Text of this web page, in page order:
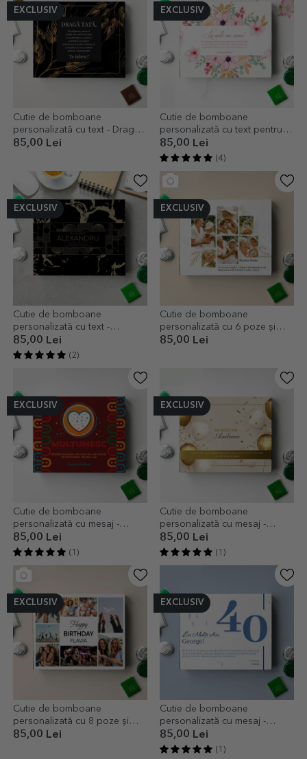
EXCLUSIV
Cutie de bomboane
personalizată cu text - Dragă
tată
85,00 Lei
EXCLUSIV
Cutie de bomboane
personalizată cu text pentru
mama - La mulți ani, mama!
85,00 Lei
(4)
EXCLUSIV
Cutie de bomboane
personalizată cu text -
Mulțumesc
85,00 Lei
(2)
EXCLUSIV
Cutie de bomboane
personalizată cu 6 poze și
mesaj
85,00 Lei
EXCLUSIV
Cutie de bomboane
personalizată cu mesaj -
Apreciere colorată
85,00 Lei
(1)
EXCLUSIV
Cutie de bomboane
personalizată cu mesaj -
Aniversare
85,00 Lei
(1)
EXCLUSIV
Cutie de bomboane
personalizată cu 8 poze și
mesaj - Happy Birthday!
85,00 Lei
EXCLUSIV
Cutie de bomboane
personalizată cu mesaj -
Happy Birthday!
85,00 Lei
(1)